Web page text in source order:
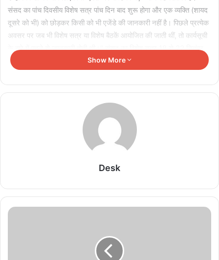
संसद का पांच दिवसीय विशेष सत्र पांच दिन बाद शुरू होगा और एक व्यक्ति (शायद
दूसरे को भी) को छोड़कर किसी को भी एजेंडे की जानकारी नहीं है। पिछले प्रत्येक
अवसर पर जब भी विशेष सत्र या विशेष बैठकें आयोजित की जाती थीं, तो कार्यसूची
के बारे में पहले से जानकारी होती थी।'' संसद का विशेष सत्र 18 से 22 सितंबर
तक आयोजित किया जाएगा।
रमेश ने कहा, ''26 नवंबर, 2019 को संविधान की 70वीं वर्षगांठ के उपलक्ष्य में
आधी रात को केंद्रीय कक्ष में संयुक्त विशेष सत्र हुआ। 26 और 27 नवंबर,
2015 को संविधान दिवस मनाने के लिए विशेष बैठक आयोजित हुई।''
थलपति की पार्टी को लगा बड़ा झटका
ने पीएम मोदी संग तस्वीर शेयर कर लिखा- ‘शेर की दहाड़…’,
वायरल हुआ पोस्ट
Show More
Desk